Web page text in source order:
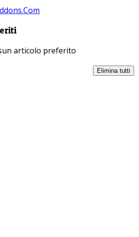
articolo preferito